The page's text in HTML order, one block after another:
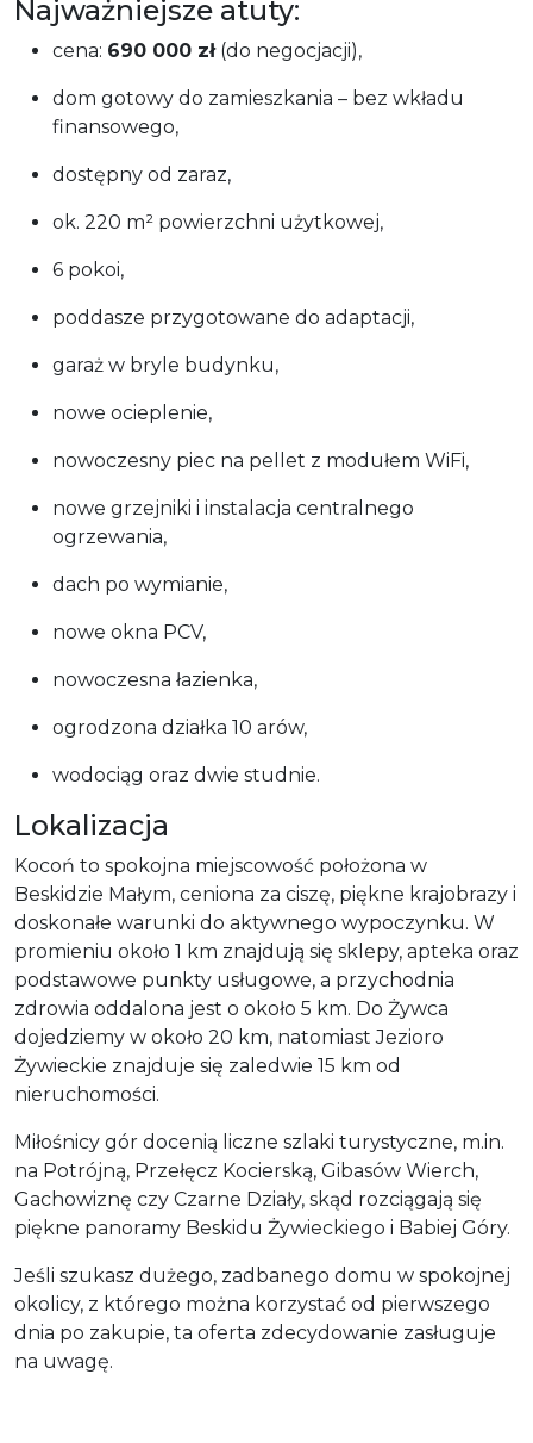
Najważniejsze atuty:
cena: 690 000 zł(do negocjacji),
dom gotowy do zamieszkania – bez wkładu
finansowego,
dostępny od zaraz,
ok. 220 m² powierzchni użytkowej,
6 pokoi,
poddasze przygotowane do adaptacji,
garaż w bryle budynku,
nowe ocieplenie,
nowoczesny piec na pellet z modułem WiFi,
nowe grzejniki i instalacja centralnego
ogrzewania,
dach po wymianie,
nowe okna PCV,
nowoczesna łazienka,
ogrodzona działka 10 arów,
wodociąg oraz dwie studnie.
Lokalizacja
Kocoń to spokojna miejscowość położona w
Beskidzie Małym, ceniona za ciszę, piękne krajobrazy i
doskonałe warunki do aktywnego wypoczynku. W
promieniu około 1 km znajdują się sklepy, apteka oraz
podstawowe punkty usługowe, a przychodnia
zdrowia oddalona jest o około 5 km. Do Żywca
dojedziemy w około 20 km, natomiast Jezioro
Żywieckie znajduje się zaledwie 15 km od
nieruchomości.
Miłośnicy gór docenią liczne szlaki turystyczne, m.in.
na Potrójną, Przełęcz Kocierską, Gibasów Wierch,
Gachowiznę czy Czarne Działy, skąd rozciągają się
piękne panoramy Beskidu Żywieckiego i Babiej Góry.
Jeśli szukasz dużego, zadbanego domu w spokojnej
okolicy, z którego można korzystać od pierwszego
dnia po zakupie, ta oferta zdecydowanie zasługuje
na uwagę.